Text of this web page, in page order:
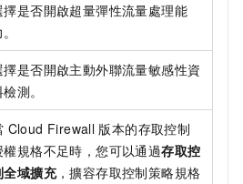
擇是否開啟超量彈性流量處理能
擇是否開啟主動外聯流量敏感性資
測。
Cloud Firewall 版本的存取控制
權規格不足時，您可以通過存取控
全域擴充，擴容存取控制策略規格